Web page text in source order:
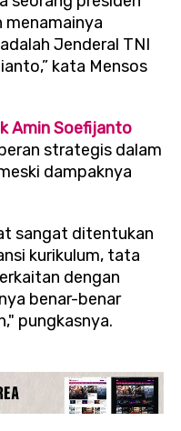
menamainya
Jenderal TNI
kata Mensos
Amin Soefijanto
strategis dalam
dampaknya
sangat ditentukan
kurikulum, tata
dengan
benar-benar
pungkasnya.